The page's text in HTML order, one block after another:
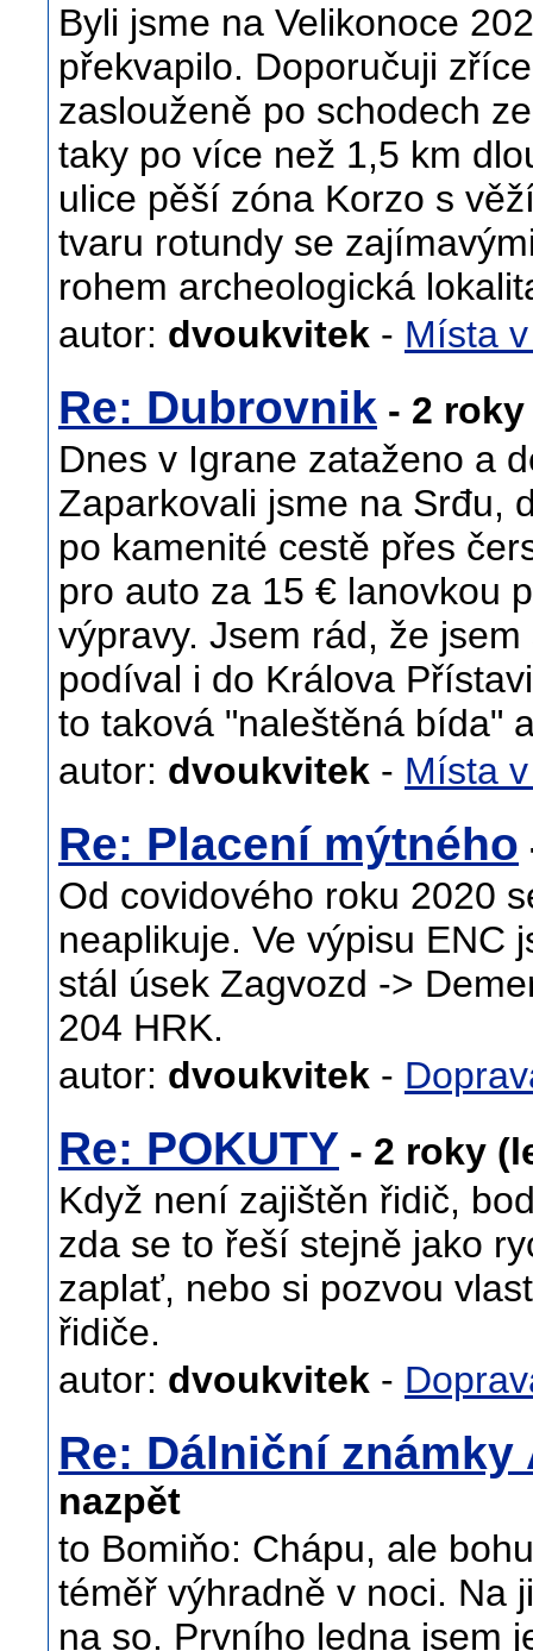
Byli jsme na Velikonoce
překvapilo. Doporučuji
zaslouženě po schodech
taky po více než 1,5 km
ulice pěší zóna Korzo s
tvaru rotundy se
rohem archeologická
autor: dvoukvitek - Místa
Re: Dubrovnik - 2
Dnes v Igrane zataženo a
Zaparkovali jsme na Srđu,
po kamenité cestě přes
pro auto za 15 € lanovkou
výpravy. Jsem rád, že
podíval i do Králova
to taková "naleštěná bída"
autor: dvoukvitek - Místa
Re: Placení mýtného
Od covidového roku 2020
neaplikuje. Ve výpisu ENC
stál úsek Zagvozd ->
204 HRK.
autor: dvoukvitek -
Re: POKUTY - 2 roky
Když není zajištěn řidič,
zda se to řeší stejně jako
zaplať, nebo si pozvou
řidiče.
autor: dvoukvitek -
Re: Dálniční známky
nazpět
to Bomiňo: Chápu, ale
téměř výhradně v noci. Na
na so. Prvního ledna jsem